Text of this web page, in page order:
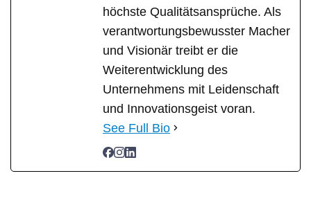
höchste Qualitätsansprüche. Als
verantwortungsbewusster Macher
und Visionär treibt er die
Weiterentwicklung des
Unternehmens mit Leidenschaft
und Innovationsgeist voran.
See Full Bio